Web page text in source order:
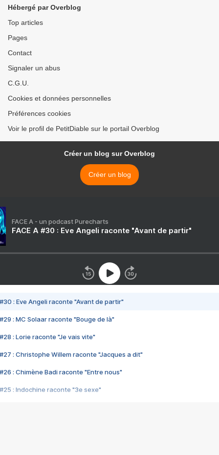
Hébergé par Overblog
Top articles
Pages
Contact
Signaler un abus
C.G.U.
Cookies et données personnelles
Préférences cookies
Voir le profil de PetitDiable sur le portail Overblog
Créer un blog sur Overblog
Créer un blog
FACE A - un podcast Purecharts
FACE A #30 : Eve Angeli raconte "Avant de partir"
#30 : Eve Angeli raconte "Avant de partir"
#29 : MC Solaar raconte "Bouge de là"
#28 : Lorie raconte "Je vais vite"
#27 : Christophe Willem raconte "Jacques a dit"
#26 : Chimène Badi raconte "Entre nous"
#25 : Indochine raconte "3e sexe"